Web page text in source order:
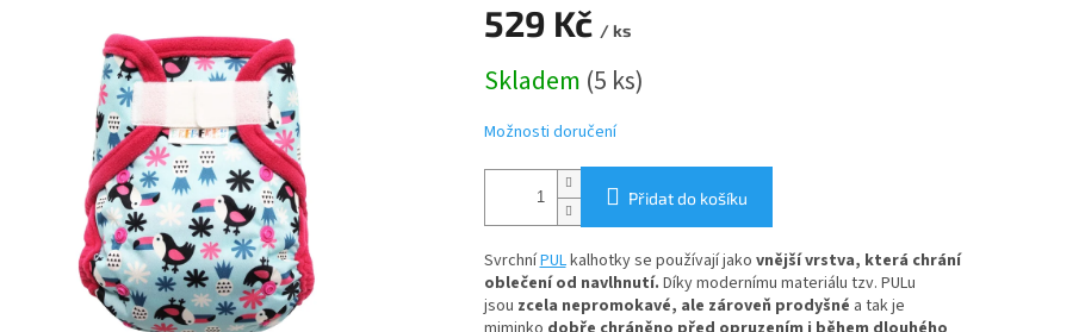
hvězdiček.
529 Kč / ks
cena:
Skladem (5 ks)
Možnosti doručení
Přidat do košíku
SvrchníPULkalhotky se používají jako vnější vrstva, která chrání
oblečení od navlhnutí. Díkymodernímu materiálu tzv. PULu
jsou zcela nepromokavé, ale zároveň prodyšné a tak je